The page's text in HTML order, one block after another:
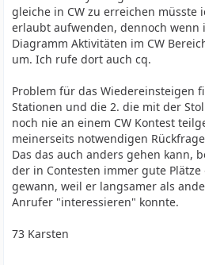
gleiche in CW zu erreichen müsste
erlaubt aufwenden, dennoch wenn
Diagramm Aktivitäten im CW
um. Ich rufe dort auch cq.
Problem für das Wiedereinsteigen
Stationen und die 2. die mit der
noch nie an einem CW Kontest
meinerseits notwendigen
Das das auch anders gehen kann,
der in Contesten immer gute
gewann, weil er langsamer als
Anrufer "interessieren" konnte.
73 Karsten